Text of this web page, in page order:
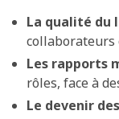
La qualité du
collaborateurs
Les rapports
rôles, face à
Le devenir